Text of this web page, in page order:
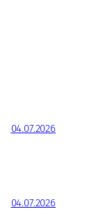
04.07.2026
04.07.2026